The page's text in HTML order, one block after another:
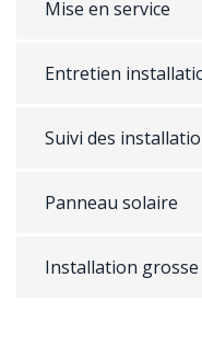
Mise en service
Entretien
Suivi des
Panneau solaire
Installation grosse